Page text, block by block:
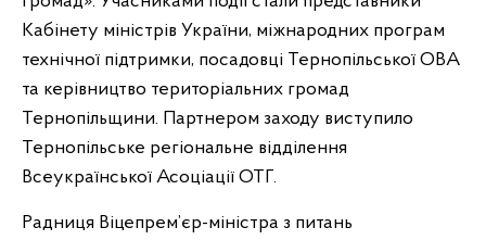
Кабінету міністрів України, міжнародних програм
технічної підтримки, посадовці Тернопільської ОВА
та керівництво територіальних громад
Тернопільщини. Партнером заходу виступило
Тернопільське регіональне відділення
Всеукраїнської Асоціації ОТГ.
Радниця Віцепрем’єр-міністра з питань